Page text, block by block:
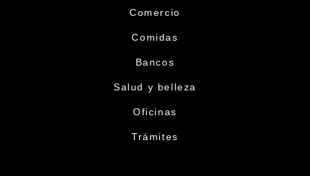
Comercio
Comidas
Bancos
Salud y belleza
Oficinas
Trámites